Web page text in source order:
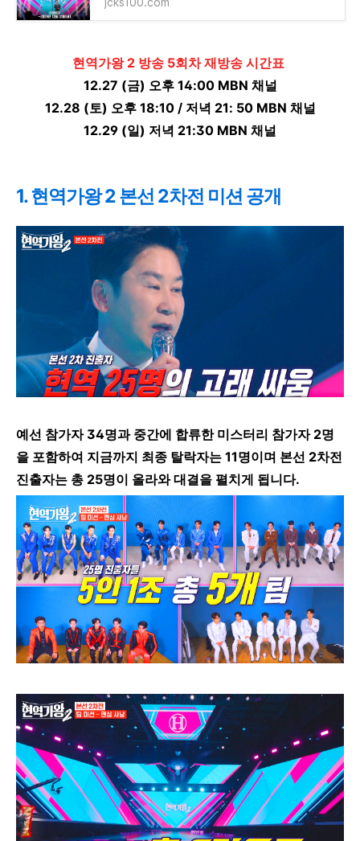
현역가왕 2 방송 5회차 재방송 시간표
12.27 (금) 오후 14:00 MBN 채널
12.28 (토) 오후 18:10 / 저녁 21: 50 MBN 채널
12.29 (일) 저녁 21:30 MBN 채널
1. 현역가왕 2 본선 2차전 미션 공개
예선 참가자 34명과 중간에 합류한 미스터리 참가자 2명
을 포함하여 지금까지 최종 탈락자는 11명이며 본선 2차전
진출자는 총 25명이 올라와 대결을 펼치게 됩니다.